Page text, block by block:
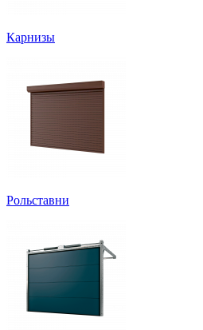
Карнизы
Рольставни